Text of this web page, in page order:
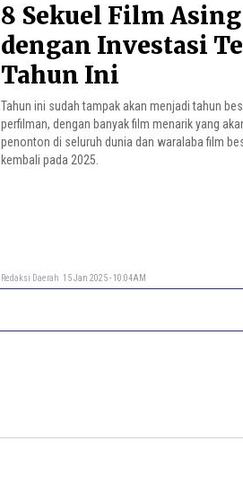
8 Sekuel Film Asing
dengan Investasi
Tahun Ini
Tahun ini sudah tampak akan menjadi tahun
perfilman, dengan banyak film menarik yang
penonton di seluruh dunia dan waralaba film
kembali pada 2025.
Redaksi Daerah 15 Jan 2025 - 10:04AM